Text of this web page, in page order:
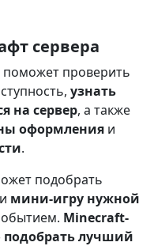
сервера
поможет проверить
узнать
на сервер, а также
оформления и
.
подобрать
мини-игру нужной
Minecraft-
подобрать лучший